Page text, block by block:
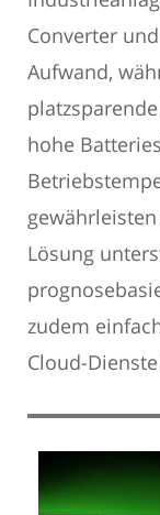
Converter
Aufwand,
hohe
Lösung
zudem
Cloud-